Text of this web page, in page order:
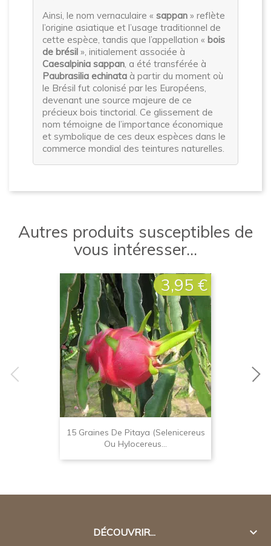
Ainsi, le nom vernaculaire « sappan » reflète
l’origine asiatique et l’usage traditionnel de
cette espèce, tandis que l’appellation « bois
de brésil », initialement associée à
Caesalpinia sappan, a été transférée à
Paubrasilia echinata à partir du moment où
le Brésil fut colonisé par les Européens,
devenant une source majeure de ce
précieux bois tinctorial. Ce glissement de
nom témoigne de l’importance économique
et symbolique de ces deux espèces dans le
commerce mondial des teintures naturelles.
Autres produits susceptibles de
vous intéresser...
15 Graines De Pitaya (Selenicereus
Ou Hylocereus...
Prix
3,95 €
DÉCOUVRIR... 